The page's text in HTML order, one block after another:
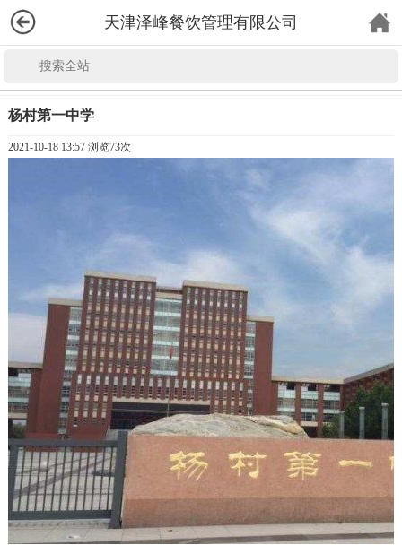
天津泽峰餐饮管理有限公司
杨村第一中学
2021-10-18 13:57 浏览73次